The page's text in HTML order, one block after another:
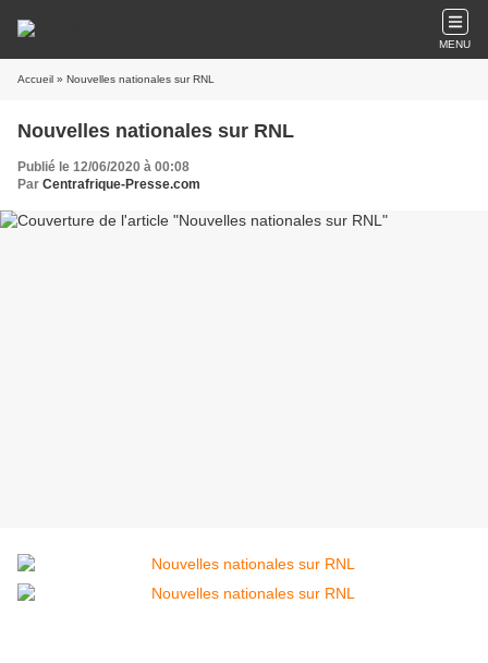
MENU
Accueil » Nouvelles nationales sur RNL
Nouvelles nationales sur RNL
Publié le 12/06/2020 à 00:08
Par Centrafrique-Presse.com